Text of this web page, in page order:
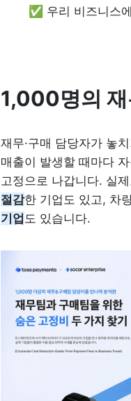
✅ 우리 비즈니스
1,000명의 재
재무·구매 담당자가 놓
매출이 발생할 때마다
고정으로 나갑니다. 실
절감한 기업도 있고, 차
기업 도 있습니다.